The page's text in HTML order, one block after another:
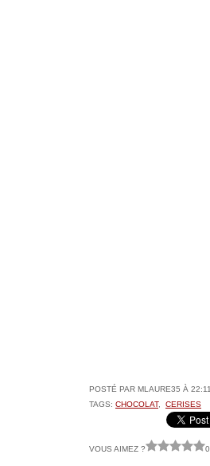
POSTÉ PAR MLAURE35 À
TAGS: CHOCOLAT, CERISES
VOUS AIMEZ ?